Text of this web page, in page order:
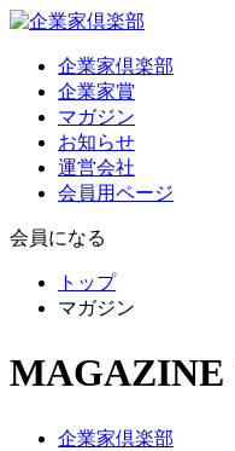
企業家倶楽部
企業家賞
マガジン
お知らせ
運営会社
会員用ページ
会員になる
トップ
マガジン
MAGAZINE
企業家倶楽部